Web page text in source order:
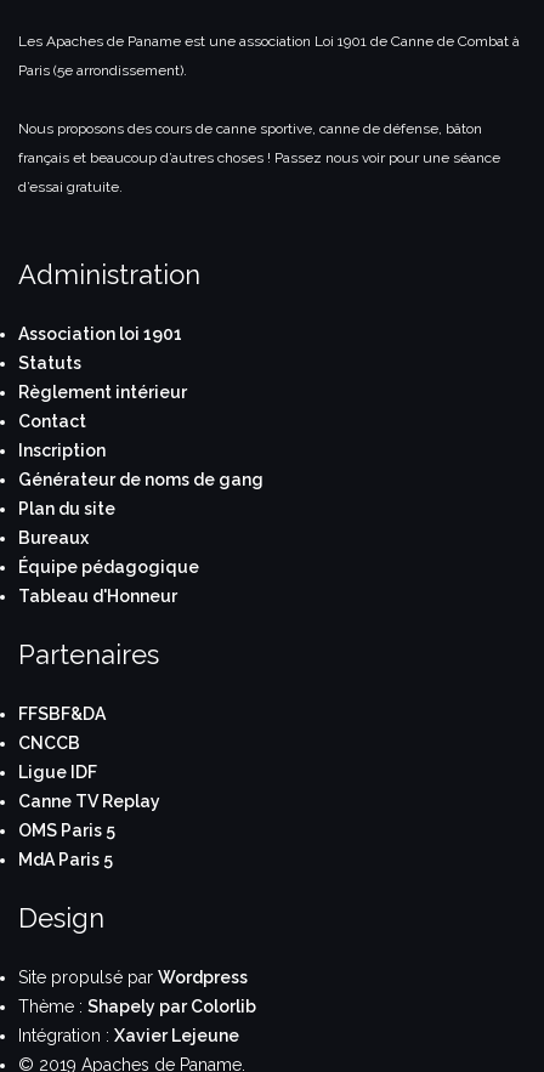
Les Apaches de Paname est une association Loi 1901 de Canne de Combat à
Paris (5e arrondissement).
Nous proposons des cours de canne sportive, canne de défense, bâton
français et beaucoup d’autres choses ! Passez nous voir pour une séance
d’essai gratuite.
Administration
Association loi 1901
Statuts
Règlement intérieur
Contact
Inscription
Générateur de noms de gang
Plan du site
Bureaux
Équipe pédagogique
Tableau d'Honneur
Partenaires
FFSBF&DA
CNCCB
Ligue IDF
Canne TV Replay
OMS Paris 5
MdA Paris 5
Design
Site propulsé par Wordpress
Thème : Shapely par Colorlib
Intégration : Xavier Lejeune
© 2019 Apaches de Paname.